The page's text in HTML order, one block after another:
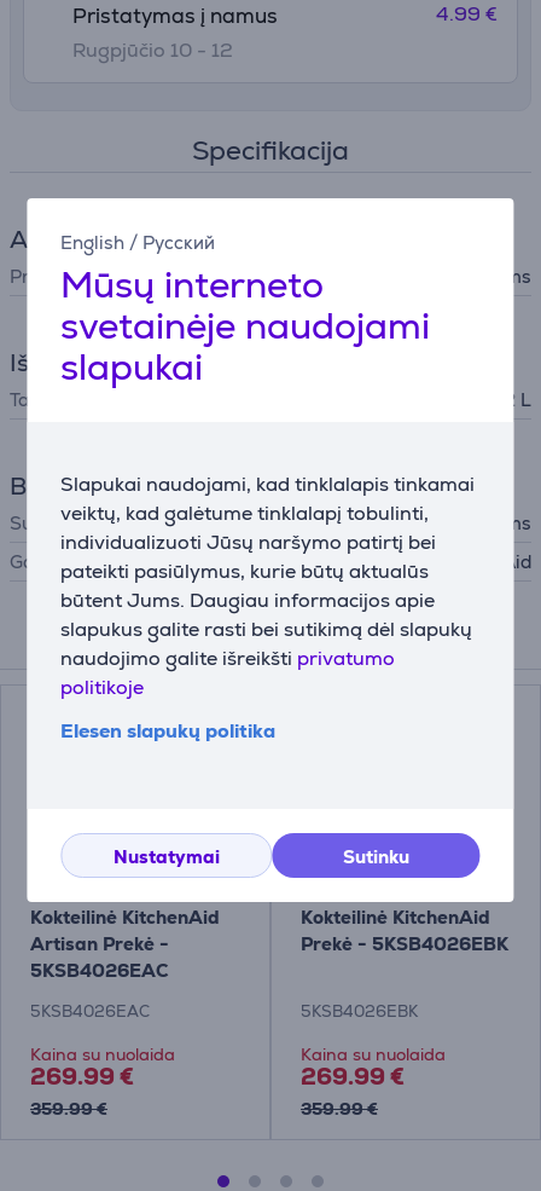
English / Русский
Mūsų interneto
svetainėje naudojami
slapukai
Slapukai naudojami, kad tinklalapis tinkamai
veiktų, kad galėtume tinklalapį tobulinti,
individualizuoti Jūsų naršymo patirtį bei
pateikti pasiūlymus, kurie būtų aktualūs
būtent Jums. Daugiau informacijos apie
slapukus galite rasti bei sutikimą dėl slapukų
naudojimo galite išreikšti privatumo
politikoje
Elesen slapukų politika
Nustatymai Sutinku
Pristatymas į namus
Rugpjūčio 10 - 12
4.99 €
Specifikacija
Aksesuaras
Priedo tipas Plaktuvams
Išmatavimai
Talpa 0,2 L
Bendri parametrai
Suderinama su
5KSB40 modeliams
Gamintojas
KitchenAid
Suderinamos prekės
Kokteilinė KitchenAid
Artisan Prekė -
5KSB4026EAC
5KSB4026EAC
Kaina su nuolaida
269.99 €
359.99 €
Kokteilinė KitchenAid
Prekė - 5KSB4026EBK
5KSB4026EBK
Kaina su nuolaida
269.99 €
359.99 €